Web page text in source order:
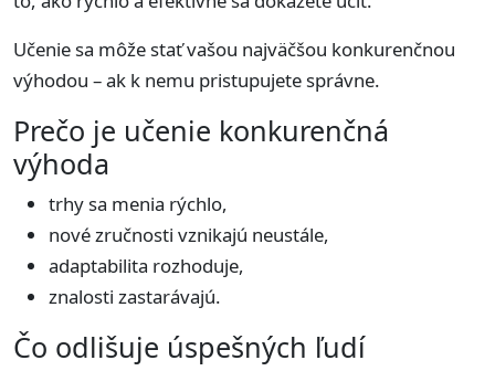
Učenie sa môže stať vašou najväčšou konkurenčnou
výhodou – ak k nemu pristupujete správne.
Prečo je učenie konkurenčná
výhoda
trhy sa menia rýchlo,
nové zručnosti vznikajú neustále,
adaptabilita rozhoduje,
znalosti zastarávajú.
Čo odlišuje úspešných ľudí